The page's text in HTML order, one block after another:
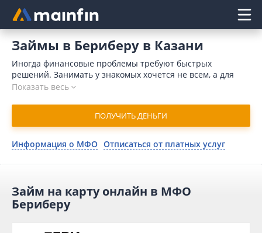
Главное меню
Займы в Бериберу в Казани
Иногда финансовые проблемы требуют быстрых
решений. Занимать у знакомых хочется не всем, а для
обращения в банк требуется время и значительный
послужить отрицательная кредитная история. Отличным
выходом является займ в Бериберу онлайн в Казани. В
2026 году для отправления запроса понадобится
минимум времени. Компания присылает одобрение в
течение 15 минут и совершает денежный перевод на
Показать весь
ПОЛУЧИТЬ ДЕНЬГИ
Информация о МФО Отписаться от платных услуг
Займ на карту онлайн в МФО
Бериберу